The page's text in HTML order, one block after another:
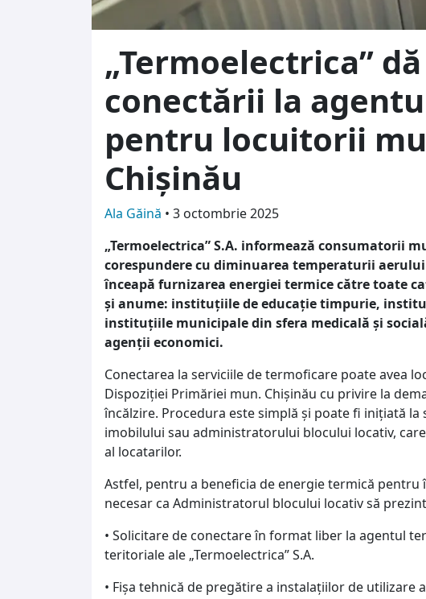
„Termoelectrica”
conectării la
pentru locuitorii
Chișinău
Ala Găină • 3 octombrie 2025
„Termoelectrica” S.A. informează consumatorii
corespundere cu diminuarea temperaturii aerului
înceapă furnizarea energiei termice către toate
și anume: instituțiile de educație timpurie,
instituțiile municipale din sfera medicală și
agenții economici.
Conectarea la serviciile de termoficare poate avea
Dispoziției Primăriei mun. Chișinău cu privire la
încălzire. Procedura este simplă și poate fi inițiată
imobilului sau administratorului blocului locativ,
al locatarilor.
Astfel, pentru a beneficia de energie termică pentru
necesar ca Administratorul blocului locativ să
• Solicitare de conectare în format liber la agentul
teritoriale ale „Termoelectrica” S.A.
• Fișa tehnică de pregătire a instalațiilor de utilizare